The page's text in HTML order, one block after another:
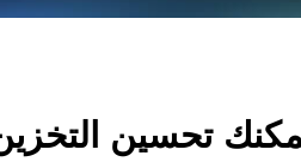
حول تطبيقات iMyMac.